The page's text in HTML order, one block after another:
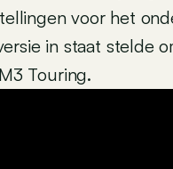
voor het
in staat stelde
Touring.